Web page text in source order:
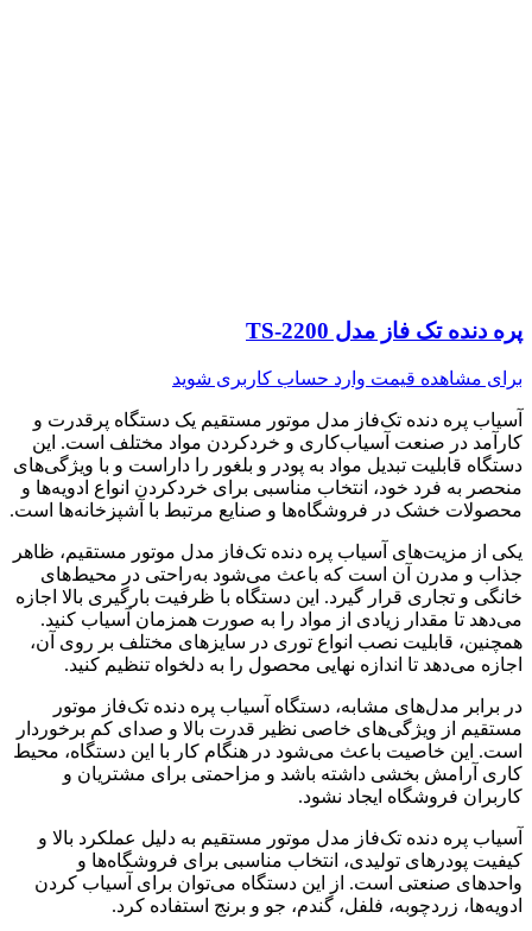
پره دنده تک فاز مدل TS-2200
برای مشاهده قیمت وارد حساب کاربری شوید
آسیاب پره دنده تک‌فاز مدل موتور مستقیم یک دستگاه پرقدرت و
کارآمد در صنعت آسیاب‌کاری و خردکردن مواد مختلف است. این
دستگاه قابلیت تبدیل مواد به پودر و بلغور را داراست و با ویژگی‌های
منحصر به فرد خود، انتخاب مناسبی برای خردکردن انواع ادویه‌ها و
محصولات خشک در فروشگاه‌ها و صنایع مرتبط با آشپزخانه‌ها است.
یکی از مزیت‌های آسیاب پره دنده تک‌فاز مدل موتور مستقیم، ظاهر
جذاب و مدرن آن است که باعث می‌شود به‌راحتی در محیط‌های
خانگی و تجاری قرار گیرد. این دستگاه با ظرفیت بارگیری بالا اجازه
می‌دهد تا مقدار زیادی از مواد را به صورت همزمان آسیاب کنید.
همچنین، قابلیت نصب انواع توری در سایزهای مختلف بر روی آن،
اجازه می‌دهد تا اندازه نهایی محصول را به دلخواه تنظیم کنید.
در برابر مدل‌های مشابه، دستگاه آسیاب پره دنده تک‌فاز موتور
مستقیم از ویژگی‌های خاصی نظیر قدرت بالا و صدای کم برخوردار
است. این خاصیت باعث می‌شود در هنگام کار با این دستگاه، محیط
کاری آرامش بخشی داشته باشد و مزاحمتی برای مشتریان و
کاربران فروشگاه ایجاد نشود.
آسیاب پره دنده تک‌فاز مدل موتور مستقیم به دلیل عملکرد بالا و
کیفیت پودرهای تولیدی، انتخاب مناسبی برای فروشگاه‌ها و
واحدهای صنعتی است. از این دستگاه می‌توان برای آسیاب کردن
ادویه‌ها، زردچوبه، فلفل، گندم، جو و برنج استفاده کرد.